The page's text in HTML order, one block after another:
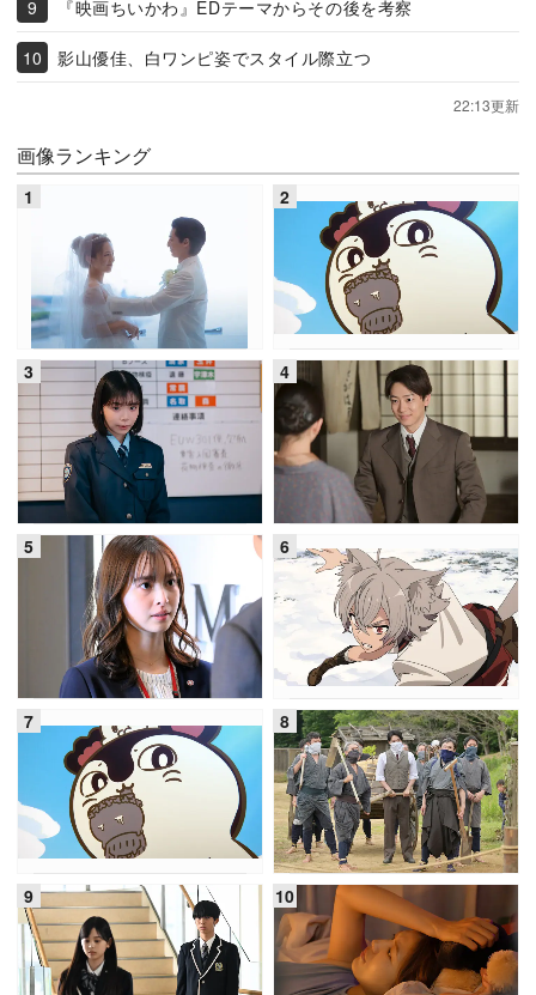
『映画ちいかわ』EDテーマからその後を考察
影山優佳、白ワンピ姿でスタイル際立つ
22:13更新
画像ランキング